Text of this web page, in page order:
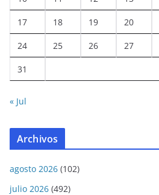
17 18 19 20
24 25 26 27
31
« Jul
Archivos
agosto 2026 (102)
julio 2026 (492)